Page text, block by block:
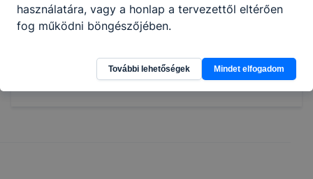
használatára, vagy a honlap a tervezettől eltérően
fog működni böngészőjében.
További lehetőségek Mindet elfogadom